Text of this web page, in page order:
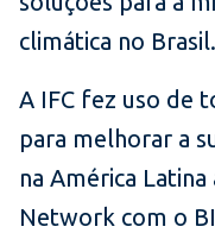
climática no Brasil.
A IFC fez uso de
para melhorar a
na América
Network com o